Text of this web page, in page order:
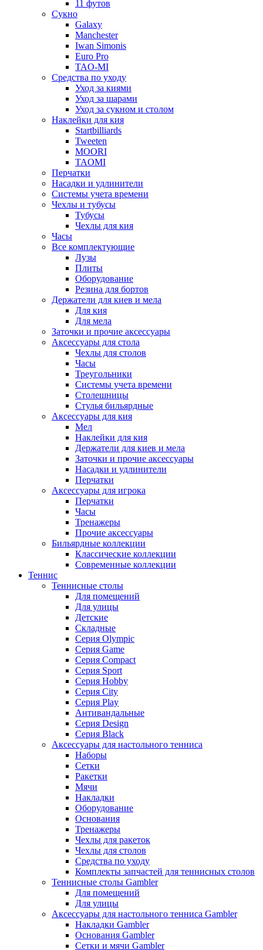
11 футов
Сукно
Galaxy
Manchester
Iwan Simonis
Euro Pro
TAO-MI
Средства по уходу
Уход за киями
Уход за шарами
Уход за сукном и столом
Наклейки для кия
Startbilliards
Tweeten
MOORI
TAOMI
Перчатки
Насадки и удлинители
Системы учета времени
Чехлы и тубусы
Тубусы
Чехлы для кия
Часы
Все комплектующие
Лузы
Плиты
Оборудование
Резина для бортов
Держатели для киев и мела
Для кия
Для мела
Заточки и прочие аксессуары
Аксессуары для стола
Чехлы для столов
Часы
Треугольники
Системы учета времени
Столешницы
Стулья бильярдные
Аксессуары для кия
Мел
Наклейки для кия
Держатели для киев и мела
Заточки и прочие аксессуары
Насадки и удлинители
Перчатки
Аксессуары для игрока
Перчатки
Часы
Тренажеры
Прочие аксессуары
Бильярдные коллекции
Классические коллекции
Современные коллекции
Теннис
Теннисные столы
Для помещений
Для улицы
Детские
Складные
Серия Olympic
Серия Game
Серия Compact
Серия Sport
Серия Hobby
Серия City
Серия Play
Антивандальные
Серия Design
Серия Black
Аксессуары для настольного тенниса
Наборы
Сетки
Ракетки
Мячи
Накладки
Оборудование
Основания
Тренажеры
Чехлы для ракеток
Чехлы для столов
Средства по уходу
Комплекты запчастей для теннисных столов
Теннисные столы Gambler
Для помещений
Для улицы
Аксессуары для настольного тенниса Gambler
Накладки Gambler
Основания Gambler
Сетки и мячи Gambler